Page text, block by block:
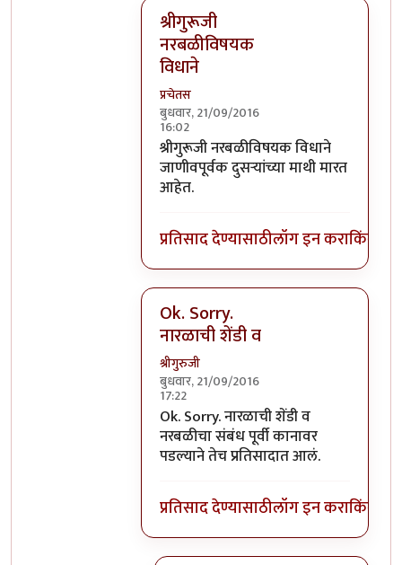
श्रीगुरूजी
नरबळीविषयक
विधाने
प्रचेतस
बुधवार, 21/09/2016
16:02
In reply toघाटपांड्यांनी नारळ फोडणे
श्रीगुरूजी नरबळीविषयक विधाने
जाणीवपूर्वक दुसऱ्यांच्या माथी मारत
आहेत.
प्रतिसाद देण्यासाठीलॉग इन कराकिंवा
Ok. Sorry.
नारळाची शेंडी व
श्रीगुरुजी
बुधवार, 21/09/2016
17:22
In reply toघाटपांड्यांनी नारळ फोडणे
Ok. Sorry. नारळाची शेंडी व
नरबळीचा संबंध पूर्वी कानावर
पडल्याने तेच प्रतिसादात आलं.
प्रतिसाद देण्यासाठीलॉग इन कराकिंवा